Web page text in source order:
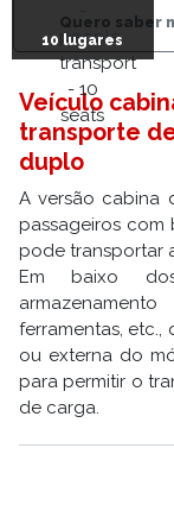
10 lugares
Quero saber
Veículo
transporte
duplo
A versão cabina
passageiros
pode transportar
Em baixo
ferramentas,
ou externa do
para permitir o
de carga.